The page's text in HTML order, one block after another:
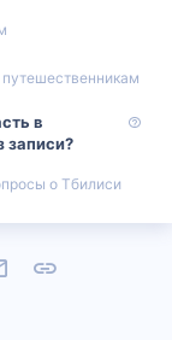
с
в
записи?
о Тбилиси
Электронная почта